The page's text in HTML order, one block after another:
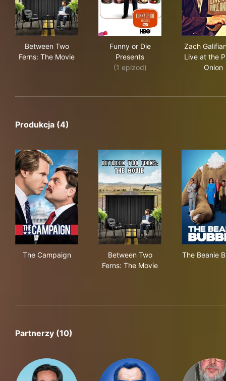
Between Two
Ferns: The Movie
Funny or Die
Presents
(1 epizod)
Zach
Live at the
Onion
Produkcja (4)
The Campaign
Between Two
Ferns: The Movie
The Beanie
Partnerzy (10)